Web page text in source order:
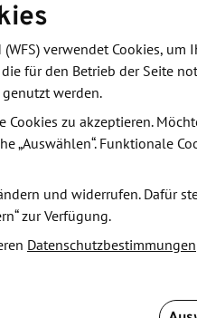
mit einer partiellen
und die
Magnesiumdraht
dass die Qualität
punktet das
Ausbringung von
Industrie werden in den
der Metallformung
des Studiums die Theorie
Forschung werden
verwendet Cookies,
für den Betrieb der Seite
werden.
Cookies zu akzeptieren.
„Auswählen“. Funktionale
und widerrufen. Dafür
zur Verfügung.
Datenschutzbestimmungen